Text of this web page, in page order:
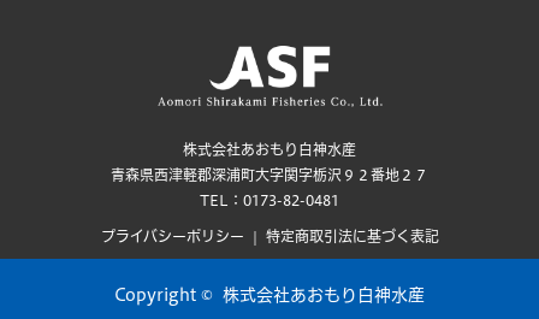
株式会社あおもり白神水産
青森県西津軽郡深浦町大字関字栃沢９２番地２７
TEL：0173-82-0481
プライバシーポリシー 特定商取引法に基づく表記
Copyright © 株式会社あおもり白神水産